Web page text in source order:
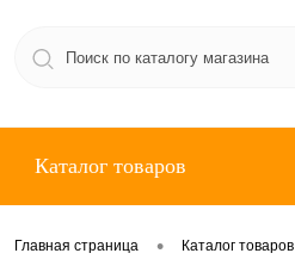
Каталог товаров
Главная страница • Каталог товаров